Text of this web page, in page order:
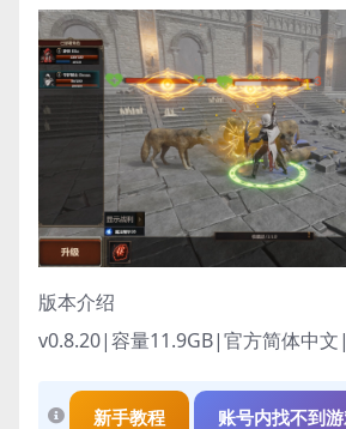
版本介绍
v0.8.20|容量11.9GB|官方简体中
新手教程 账号内找不到